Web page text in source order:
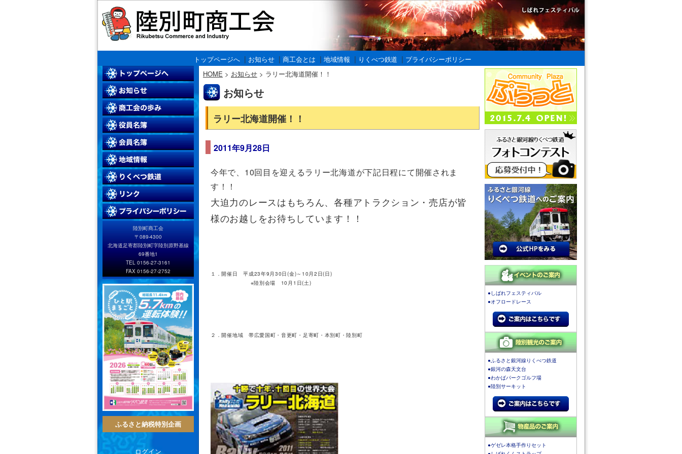
トップページへ| お知らせ| 商工会とは | 地域情報 | りくべつ鉄道 | プライバシーポリシー
陸別町商工会
〒089-4300
北海道足寄郡陸別町字陸別原野基線
69番地1
TEL 0156-27-3161
FAX 0156-27-2752
ふるさと納税特別企画
ログイン
HOME > お知らせ> ラリー北海道開催！！
お知らせ
ラリー北海道開催！！
2011年9月28日
今年で、10回目を迎えるラリー北海道が下記日程にて開催されま
す！！
大迫力のレースはもちろん、各種アトラクション・売店が皆
様のお越しをお待ちしています！！
１．開催日 平成23年9月30日(金)～10月2日(日)
※陸別会場 10月1日(土)
２．開催地域 帯広愛国町・音更町・足寄町・本別町・陸別町
●しばれフェスティバル
●オフロードレース
●ふるさと銀河線りくべつ鉄道
●銀河の森天文台
●わかばパークゴルフ場
●陸別サーキット
●ゲゼレ本格手作りセット